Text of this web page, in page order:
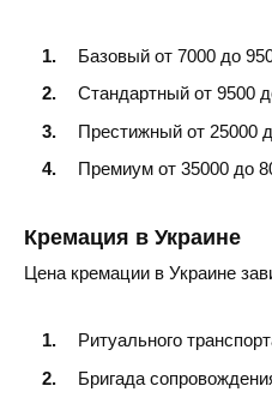
Белгород-
Южное
Подольск
Базовый от 7000 до
Стандартный от 9500
Престижный от 25000
Премиум от 35000 до
Кремация в Украине
Цена кремации в Украине
Ритуального
Бригада